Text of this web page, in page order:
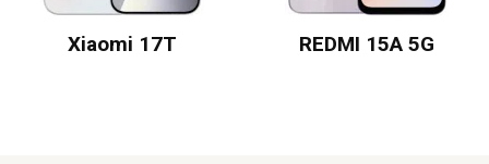
Xiaomi 17T REDMI 15A 5G